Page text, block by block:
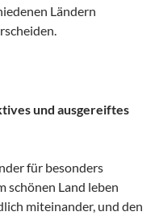
Ländern
und ausgereiftes
für besonders
schönen Land leben
miteinander, und den